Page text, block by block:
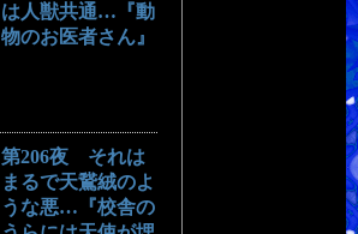
は人獣共通…『動
物のお医者さん』
第206夜 それは
まるで天鵞絨のよ
うな悪…『校舎の